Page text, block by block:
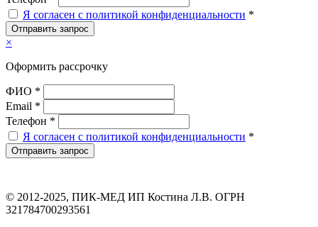
Я согласен с политикой конфиденциальности *
Отправить запрос
×
Оформить рассрочку
ФИО *
Email *
Телефон *
Я согласен с политикой конфиденциальности *
Отправить запрос
© 2012-2025, ПИК-МЕД ИП Костина Л.В. ОГРН
321784700293561